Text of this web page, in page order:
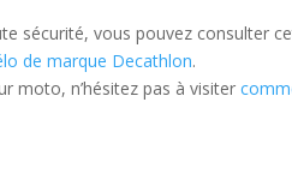
sécurité, vous pouvez consulter
de marque Decathlon.
moto, n’hésitez pas à visiter